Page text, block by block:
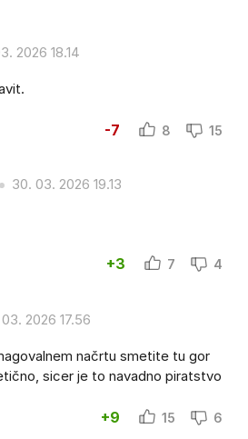
2026 18.14
-7 8 15
30. 03. 2026 19.13
+3 7 4
2026 17.56
načrtu smetite tu gor
sicer je to navadno piratstvo
+9 15 6